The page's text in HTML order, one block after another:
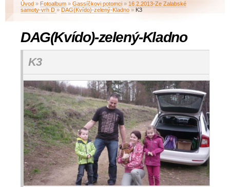
Úvod » Fotoalbum » Gassíčkovi potomci » 16.2.2013-Ze Zalabské
samoty-vrh D » DAG(Kvído)-zelený-Kladno » K3
DAG(Kvído)-zelený-Kladno
K3